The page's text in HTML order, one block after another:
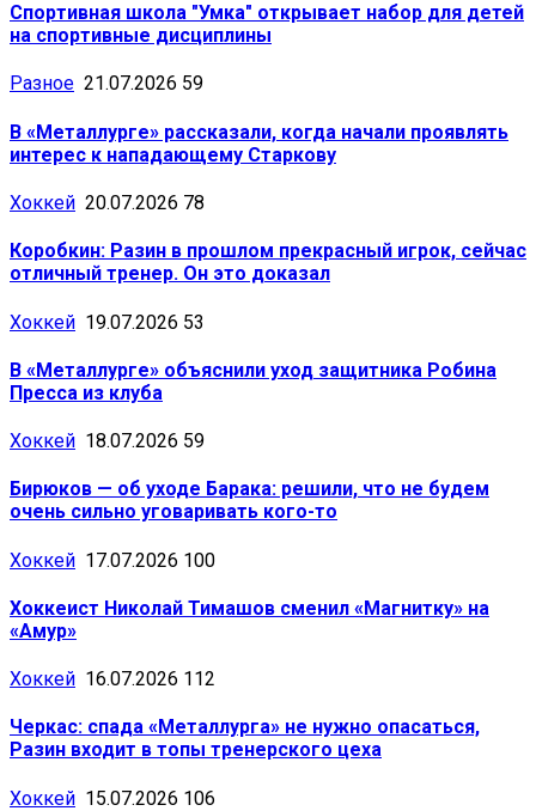
Спортивная школа "Умка" открывает набор для детей
на спортивные дисциплины
Разное 21.07.2026 59
В «Металлурге» рассказали, когда начали проявлять
интерес к нападающему Старкову
Хоккей 20.07.2026 78
Коробкин: Разин в прошлом прекрасный игрок, сейчас
отличный тренер. Он это доказал
Хоккей 19.07.2026 53
В «Металлурге» объяснили уход защитника Робина
Пресса из клуба
Хоккей 18.07.2026 59
Бирюков — об уходе Барака: решили, что не будем
очень сильно уговаривать кого-то
Хоккей 17.07.2026 100
Хоккеист Николай Тимашов сменил «Магнитку» на
«Амур»
Хоккей 16.07.2026 112
Черкас: спада «Металлурга» не нужно опасаться,
Разин входит в топы тренерского цеха
Хоккей 15.07.2026 106